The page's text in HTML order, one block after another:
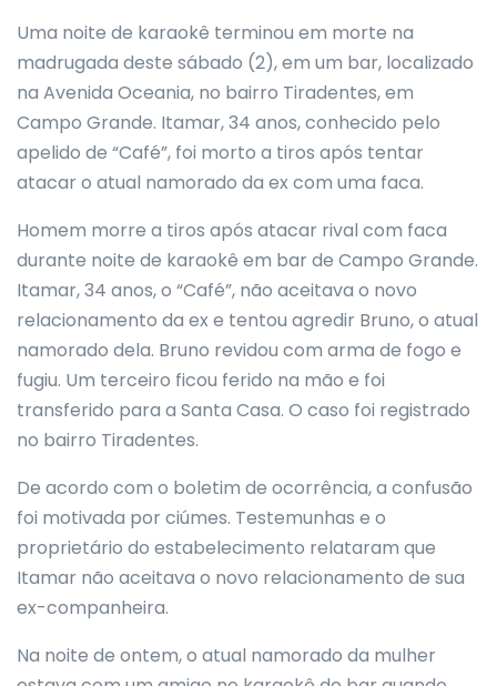
Uma noite de karaokê terminou em morte na
madrugada deste sábado (2), em um bar, localizado
na Avenida Oceania, no bairro Tiradentes, em
Campo Grande. Itamar, 34 anos, conhecido pelo
apelido de “Café”, foi morto a tiros após tentar
atacar o atual namorado da ex com uma faca.
Homem morre a tiros após atacar rival com faca
durante noite de karaokê em bar de Campo Grande.
Itamar, 34 anos, o “Café”, não aceitava o novo
relacionamento da ex e tentou agredir Bruno, o atual
namorado dela. Bruno revidou com arma de fogo e
fugiu. Um terceiro ficou ferido na mão e foi
transferido para a Santa Casa. O caso foi registrado
no bairro Tiradentes.
De acordo com o boletim de ocorrência, a confusão
foi motivada por ciúmes. Testemunhas e o
proprietário do estabelecimento relataram que
Itamar não aceitava o novo relacionamento de sua
ex-companheira.
Na noite de ontem, o atual namorado da mulher